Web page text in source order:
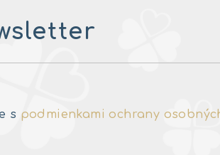
s podmienkami ochrany